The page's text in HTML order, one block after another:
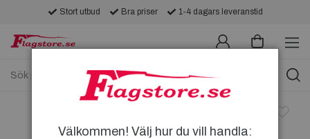
Stort utbud Bra priser 1-4 dagars leveranstid
Välkommen! Välj hur du vill handla: